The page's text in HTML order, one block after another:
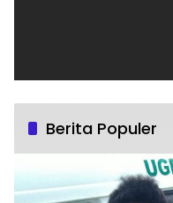
Berita Populer